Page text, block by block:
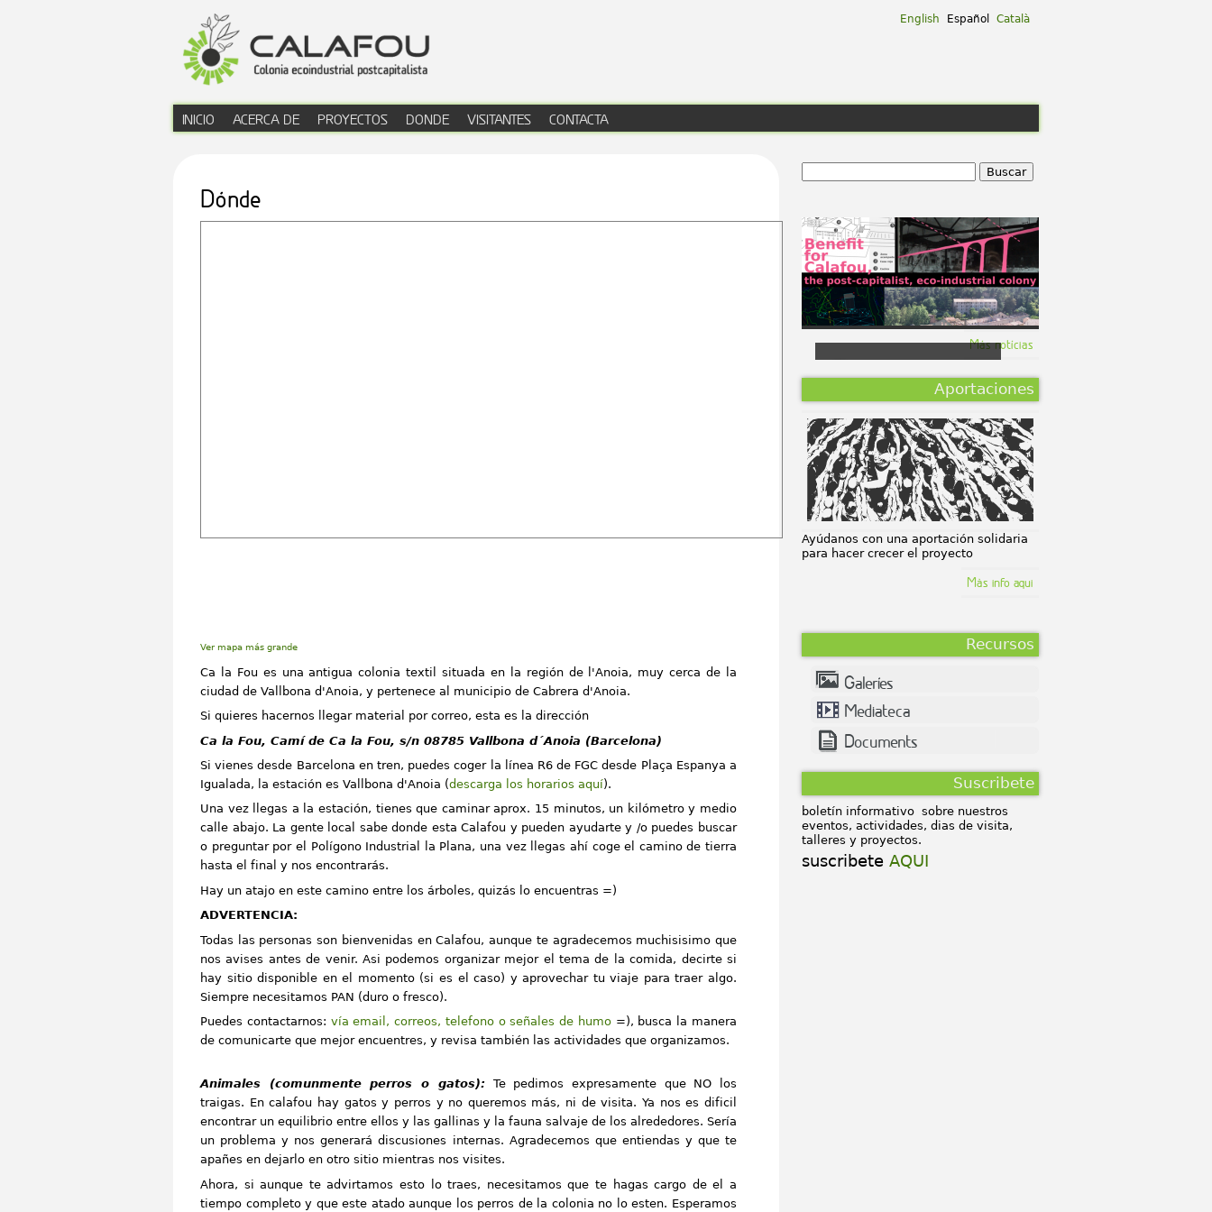
Català
Español
English
Dónde
Ver mapa más grande
Ca la Fou es una antigua colonia textil situada en la región de l'Anoia, muy cerca de la
ciudad de Vallbona d'Anoia, y pertenece al municipio de Cabrera d'Anoia.
Si quieres hacernos llegar material por correo, esta es la dirección
Ca la Fou, Camí de Ca la Fou, s/n 08785 Vallbona d´Anoia (Barcelona)
Si vienes desde Barcelona en tren, puedes coger la línea R6 de FGC desde Plaça Espanya a
Igualada, la estación es Vallbona d'Anoia (descarga los horarios aquí).
Una vez llegas a la estación, tienes que caminar aprox. 15 minutos, un kilómetro y medio
calle abajo. La gente local sabe donde esta Calafou y pueden ayudarte y /o puedes buscar
o preguntar por el Polígono Industrial la Plana, una vez llegas ahí coge el camino de tierra
hasta el final y nos encontrarás.
Hay un atajo en este camino entre los árboles, quizás lo encuentras =)
ADVERTENCIA:
Todas las personas son bienvenidas en Calafou, aunque te agradecemos muchisisimo que
nos avises antes de venir. Asi podemos organizar mejor el tema de la comida, decirte si
hay sitio disponible en el momento (si es el caso) y aprovechar tu viaje para traer algo.
Siempre necesitamos PAN (duro o fresco).
Puedes contactarnos: vía email, correos, telefono o señales de humo=), busca la manera
de comunicarte que mejor encuentres, y revisa también las actividades que organizamos.
Animales (comunmente perros o gatos):
Te pedimos expresamente que NO los
traigas. En calafou hay gatos y perros y no queremos más, ni de visita. Ya nos es dificil
encontrar un equilibrio entre ellos y las gallinas y la fauna salvaje de los alrededores. Sería
un problema y nos generará discusiones internas. Agradecemos que entiendas y que te
apañes en dejarlo en otro sitio mientras nos visites.
Ahora, si aunque te advirtamos esto lotraes, necesitamos que te hagas cargo de el a
tiempo completo y que este atado aunque los perros de la colonia no lo esten. Esperamos
menú principal
INICIO ACERCA DE PROYECTOS DONDE VISITANTES CONTACTA
Presentación a
beneficio de
Calafou, la
colonia
ecoindustrial
Postcapitalista
Más notícias
Aportaciones
Ayúdanos con una aportación solidaria
para hacer crecer el proyecto
Màs info aqui
Recursos
Galeríes
Mediateca
Documents
Suscribete
boletín informativo sobre nuestros
eventos, actividades, dias de visita,
talleres y proyectos.
suscribete AQUI